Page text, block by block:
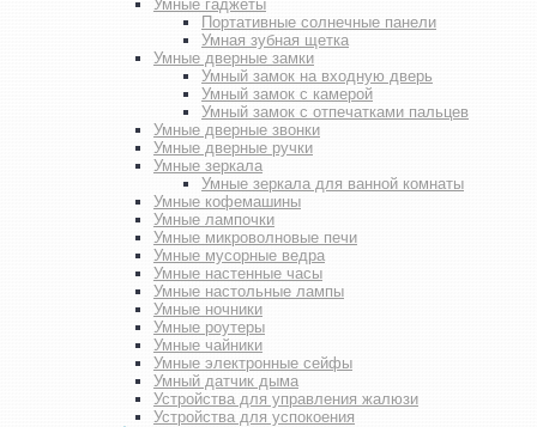
Умные гаджеты
Портативные солнечные панели
Умная зубная щетка
Умные дверные замки
Умный замок на входную дверь
Умный замок с камерой
Умный замок с отпечатками пальцев
Умные дверные звонки
Умные дверные ручки
Умные зеркала
Умные зеркала для ванной комнаты
Умные кофемашины
Умные лампочки
Умные микроволновые печи
Умные мусорные ведра
Умные настенные часы
Умные настольные лампы
Умные ночники
Умные роутеры
Умные чайники
Умные электронные сейфы
Умный датчик дыма
Устройства для управления жалюзи
Устройства для успокоения